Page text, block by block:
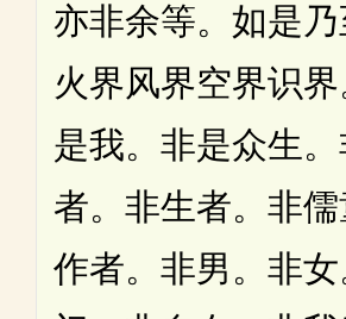
亦非余等。如是
火界风界空界识
是我。非是众生
者。非生者。非
作者。非男。非